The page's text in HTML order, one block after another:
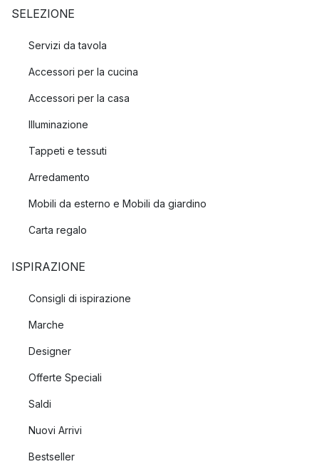
SELEZIONE
Servizi da tavola
Accessori per la cucina
Accessori per la casa
Illuminazione
Tappeti e tessuti
Arredamento
Mobili da esterno e Mobili da giardino
Carta regalo
ISPIRAZIONE
Consigli di ispirazione
Marche
Designer
Offerte Speciali
Saldi
Nuovi Arrivi
Bestseller